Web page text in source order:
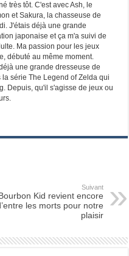
très tôt. C'est avec Ash, le
et Sakura, la chasseuse de
J'étais déjà une grande
japonaise et ça m'a suivi de
Ma passion pour les jeux
débuté au même moment.
une grande dresseuse de
série The Legend of Zelda qui
Depuis, qu'il s'agisse de jeux ou
Suivant
Kid revient encore
les morts pour notre
plaisir